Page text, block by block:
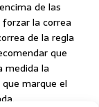
de las
la correa
de la regla
que
medida la
marque el